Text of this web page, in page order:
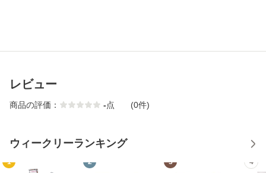
レビュー
商品の評価： -点 (0件)
ウィークリーランキング
1 2 3 4